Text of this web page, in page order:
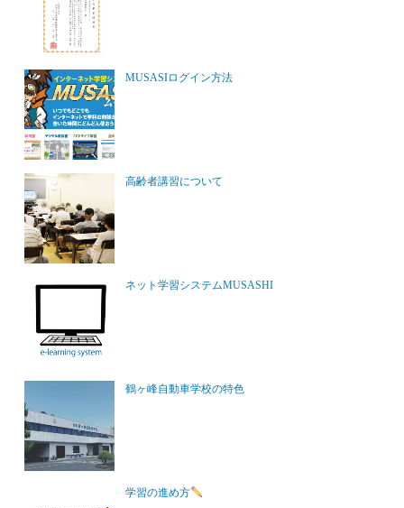
MUSASIログイン方法
高齢者講習について
ネット学習システムMUSASHI
鶴ヶ峰自動車学校の特色
学習の進め方